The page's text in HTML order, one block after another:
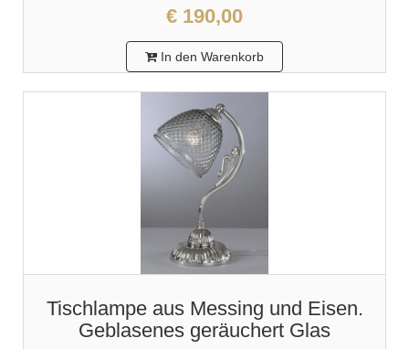
€ 190,00
In den Warenkorb
Tischlampe aus Messing und Eisen.
Geblasenes geräuchert Glas